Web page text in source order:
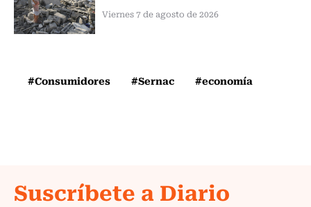
Viernes 7 de agosto de 2026
#Consumidores #Sernac #economía